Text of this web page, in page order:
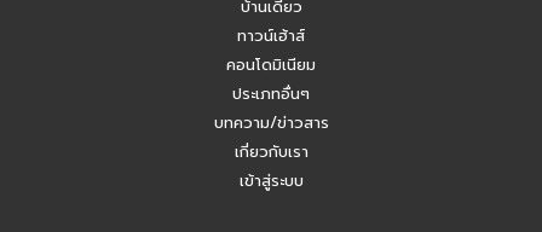
Agent บ้านมือสอง รับมัดจำอีกแล้ว!! คุณเอญดา (คุณหนิง)
บ้านมือสอง.com ประชุมหารือเชิงกลยุทธ์กับเจ้าหน้าที่ธนาคาร
ปี 2026 #Agentบ้านมือสอง.com มี Listing ฝากขายเยอะ
บ้านเดี่ยว
ทาวน์เฮ้าส์
คอนโดมิเนียม
ประเภทอื่นๆ
บทความ/ข่าวสาร
เกี่ยวกับเรา
เข้าสู่ระบบ